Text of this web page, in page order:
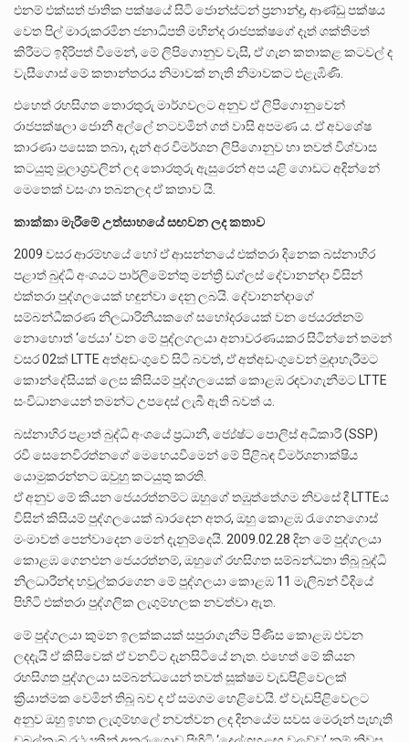
එනම් එක්සත් ජාතික පක්ෂයේ සිටි ජොන්ස්ටන් ප්‍රනාන්දු, ආණ්ඩු පක්ෂය
වෙත පිල් මාරුකරමින ජනාධිපති මහින්ද රාජපක්ෂගේ දෑත් ශක්තිමත්
කිරීමට ඉදිරිපත් වීමෙන්, මේ ලිපිගොනුව වැසී, ඒ ගැන කතාකළ කටවල් ද
වැසීගොස් මේ කතාන්තරය නිමාවක් නැති නිමාවකට එළැඹිණි.
එහෙත් රහසිගත තොරතුරු මාර්ගවලට අනුව ඒ ලිපිගොනුවෙන්
රාජපක්ෂලා ජොනී අල්ලේ නටවමින් ගත් වාසි අපමණ ය. ඒ අවශේෂ
කාරණා පසෙක තබා, දැන් අර විමර්ශන ලිපිගොනුව හා තවත් විශ්වාස
කටයුතු මූලාශ්‍රවලින් ලද තොරතුරු ඇසුරෙන් අප යළි ගොඩට අදින්නේ
මෙතෙක් වසංගා තබනලද ඒ කතාව යි.
කාක්කා මැරීමේ උත්සාහයේ සඟවන ලද කතාව
2009 වසර ආරම්භයේ හෝ ඒ ආසන්නයේ එක්තරා දිනෙක බස්නාහිර
පළාත් බුද්ධි අංශයට පාර්ලිමේන්තු මන්ත්‍රී ඩග්ලස් දේවානන්දා විසින්
එක්තරා පුද්ගලයෙක් හඳුන්වා දෙනු ලබයි. දේවානන්දාගේ
සම්බන්ධීකරණ නිලධාරිනියකගේ සහෝදරයෙක් වන ජෙයරත්නම්
නොහොත් ‘ජෙයා’ වන මේ පුද්ලගලයා අනාවරණයකර සිටින්නේ තමන්
වසර 02ක් LTTE අත්අඩංගුවේ සිටි බවත්, ඒ අත්අඩංගුවෙන් මුදාහැරීමට
කොන්දේසියක් ලෙස කිසියම් පුද්ගලයෙක් කොළඹ රඳවාගැනීමට LTTE
සංවිධානයෙන් තමන්ට උපදෙස් ලැබී ඇති බවත් ය.
බස්නාහිර පළාත් බුද්ධි අංශයේ ප්‍රධානී, ජ්‍යේෂ්ට පොලිස් අධිකාරී (SSP)
රවී සෙනෙවිරත්නගේ මෙහෙයවීමෙන් මේ පිළිබඳ විමර්ශනාක්ෂිය
යොමුකරන්නට ඔවුහු කටයුතු කරති‍.
ඒ අනුව මේ කියන ජෙයරත්නම්ට ඔහුගේ තඹුත්තේගම නිවසේ දී LTTEය
විසින් කිසියම් පුද්ගලයෙක් බාරදෙන අතර, ඔහු කොළඹ රැගෙනගොස්
මංමාවත් පෙන්වාදෙන මෙන් දැනුම්දෙයි. 2009‍.02.28 දින මේ පුද්ගලයා
කොළඹ ගෙනඑන ජෙයරත්නම්, ඔහුගේ රහසිගත සම්බන්ධතා තිබූ බුද්ධි
නිලධාරීන්ද හවුල්කරගෙන මේ පුද්ගලයා කොළඹ 11 මැලිබන් වීදියේ
පිහිටි එක්තරා පුද්ගලික ලැගුම්හලක නවත්වා ඇත.
මේ පුද්ගලයා කුමන ඉලක්කයක් සපුරාගැනීම පිණිස කොළඹ එවන
ලදදැයි ඒ කිසිවෙක් ඒ වනවිට දැනසිටියේ නැත. එහෙත් මේ කියන
රහසිගත පුද්ගලයා සම්බන්ධයෙන් තවත් සූක්ෂම වැඩපිළිවෙලක්
ක්‍රියාත්මක වෙමින් තිබූ බව ද ඒ සමගම හෙළිවෙයි. ඒ වැඩපිළිවෙලට
අනුව ඔහු ඉහත ලැගුම්හලේ නවත්වන ලද දිනයේම සවස මෙරූන් පැහැති